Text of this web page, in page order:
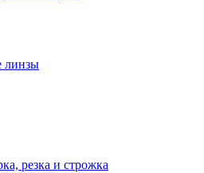
линзы
резка и строжка